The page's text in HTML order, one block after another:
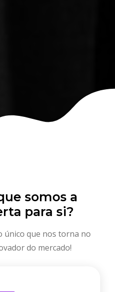
somos a
para si?
único que nos torna no
do mercado!